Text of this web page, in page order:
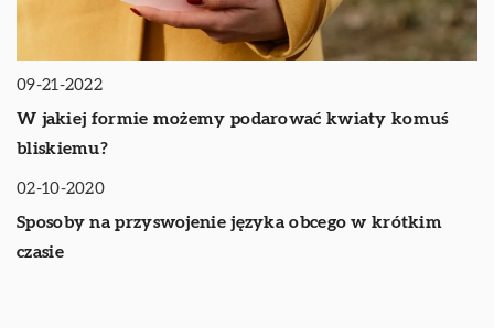
09-21-2022
W jakiej formie możemy podarować kwiaty komuś
bliskiemu?
TRENDY I ŻYCIE
02-10-2020
Sposoby na przyswojenie języka obcego w krótkim
czasie